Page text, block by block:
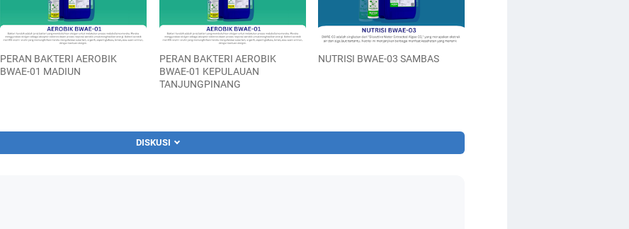
PERAN BAKTERI AEROBIK
BWAE-01 MADIUN
PERAN BAKTERI AEROBIK
BWAE-01 KEPULAUAN
TANJUNGPINANG
NUTRISI BWAE-03 SAMBAS
DISKUSI